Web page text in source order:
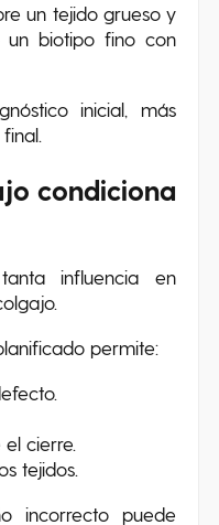
un tejido grueso y
un biotipo fino con
inicial, más
condiciona
influencia en
permite:
cierre.
tejidos.
incorrecto puede